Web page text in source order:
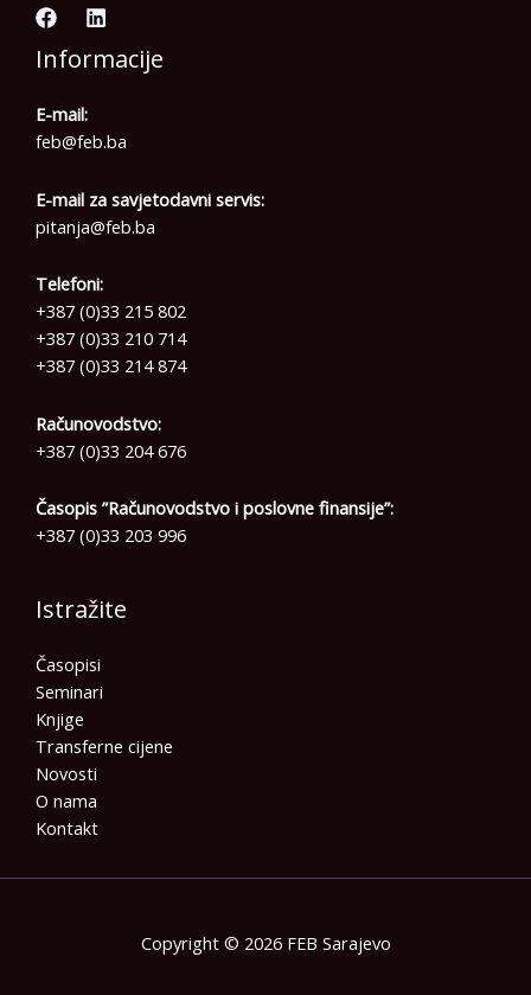
Informacije
E-mail:
feb@feb.ba
E-mail za savjetodavni servis:
pitanja@feb.ba
Telefoni:
+387 (0)33 215 802
+387 (0)33 210 714
+387 (0)33 214 874
Računovodstvo:
+387 (0)33 204 676
Časopis ”Računovodstvo i poslovne finansije”:
+387 (0)33 203 996
Istražite
Časopisi
Seminari
Knjige
Transferne cijene
Novosti
O nama
Kontakt
Copyright © 2026 FEB Sarajevo